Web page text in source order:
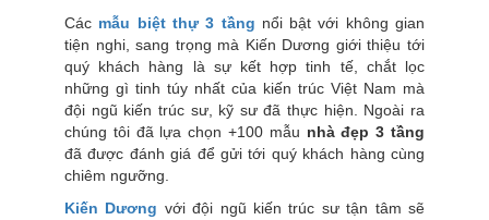
Các mẫu biệt thự 3 tầng nổi bật với không gian
tiện nghi, sang trọng mà Kiến Dương giới thiệu tới
quý khách hàng là sự kết hợp tinh tế, chắt lọc
những gì tinh túy nhất của kiến trúc Việt Nam mà
đội ngũ kiến trúc sư, kỹ sư đã thực hiện. Ngoài ra
chúng tôi đã lựa chọn +100 mẫu nhà đẹp 3 tầng
đã được đánh giá để gửi tới quý khách hàng cùng
chiêm ngưỡng.
Kiến Dương với đội ngũ kiến trúc sư tận tâm sẽ